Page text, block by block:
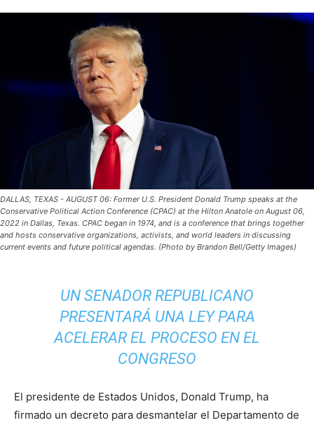
DALLAS, TEXAS - AUGUST 06: Former U.S. President Donald Trump speaks at the
Conservative Political Action Conference (CPAC) at the Hilton Anatole on August 06,
2022 in Dallas, Texas. CPAC began in 1974, and is a conference that brings together
and hosts conservative organizations, activists, and world leaders in discussing
current events and future political agendas. (Photo by Brandon Bell/Getty Images)
UN SENADOR REPUBLICANO
PRESENTARÁ UNA LEY PARA
ACELERAR EL PROCESO EN EL
CONGRESO
El presidente de Estados Unidos, Donald Trump, ha
firmado un decreto para desmantelar el Departamento de